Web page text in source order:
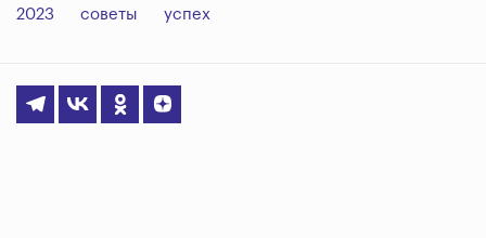
2023 советы успех